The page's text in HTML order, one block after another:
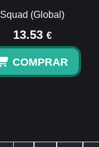
Squad (Global)
13.53 €
COMPRAR